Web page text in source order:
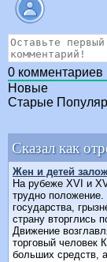
0 комментариев
Новые
Старые
Сказал как
Жен и детей
На рубеже XVI и
трудно
государства,
страну вторглись
Движение
торговый человек
больших средств,